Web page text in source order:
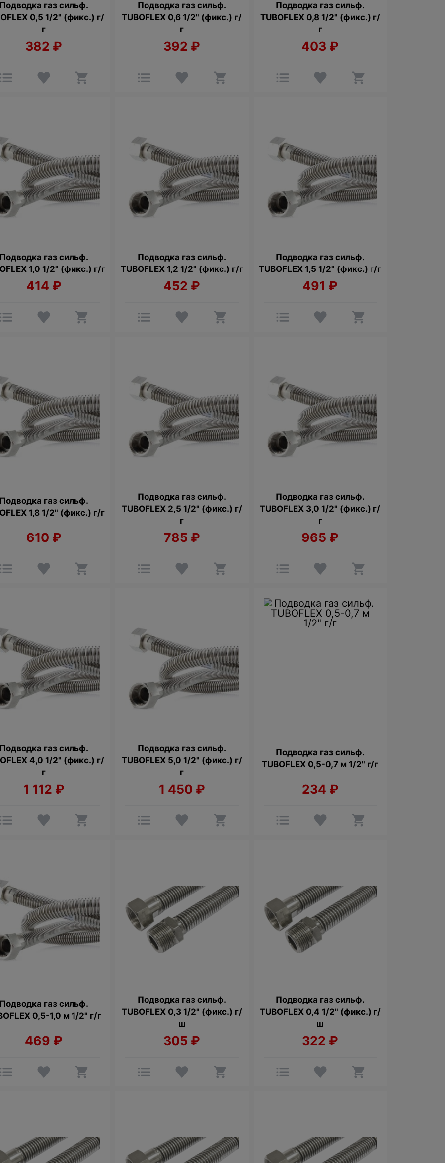
газ сильф.
0,5 1/2" (фикс.) г/
г
382 ₽
Подводка газ сильф.
TUBOFLEX 0,6 1/2" (фикс.) г/
г
392 ₽
Подводка газ сильф.
TUBOFLEX 0,8 1/2" (фикс.) г/
г
403 ₽
газ сильф.
1,0 1/2" (фикс.) г/г
414 ₽
Подводка газ сильф.
TUBOFLEX 1,2 1/2" (фикс.) г/г
452 ₽
Подводка газ сильф.
TUBOFLEX 1,5 1/2" (фикс.) г/г
491 ₽
газ сильф.
1,8 1/2" (фикс.) г/г
610 ₽
Подводка газ сильф.
TUBOFLEX 2,5 1/2" (фикс.) г/
г
785 ₽
Подводка газ сильф.
TUBOFLEX 3,0 1/2" (фикс.) г/
г
965 ₽
газ сильф.
4,0 1/2" (фикс.) г/
г
1 112 ₽
Подводка газ сильф.
TUBOFLEX 5,0 1/2" (фикс.) г/
г
1 450 ₽
Подводкa газ сильф.
TUBOFLEX 0,5-0,7 м 1/2" г/г
234 ₽
газ сильф.
0,5-1,0 м 1/2" г/г
469 ₽
Подводка газ сильф.
TUBOFLEX 0,3 1/2" (фикс.) г/
ш
305 ₽
Подводка газ сильф.
TUBOFLEX 0,4 1/2" (фикс.) г/
ш
322 ₽